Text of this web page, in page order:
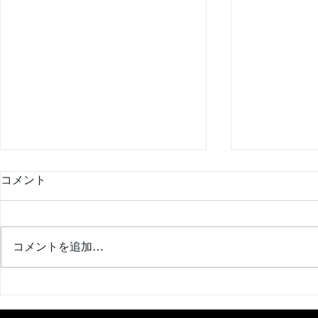
コメント
コメントを追加…